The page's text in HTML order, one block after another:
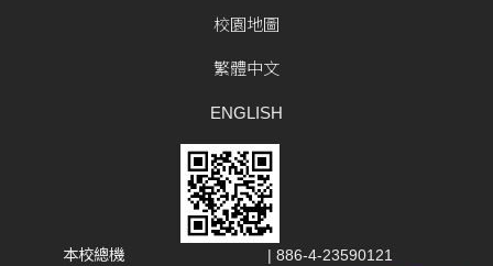
校園地圖
繁體中文
ENGLISH
本校總機
| 886-4-23590121